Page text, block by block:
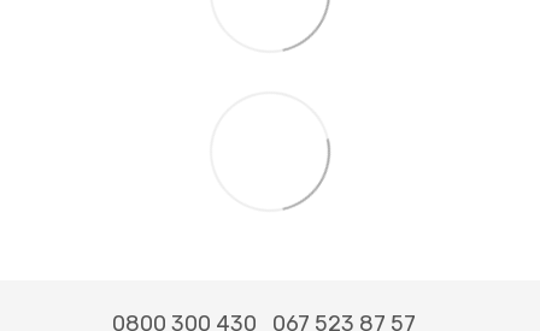
0800 300 430 067 523 87 57